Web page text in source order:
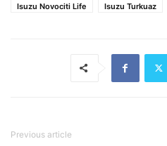
Isuzu Novociti Life
Isuzu Turkuaz
Previous article